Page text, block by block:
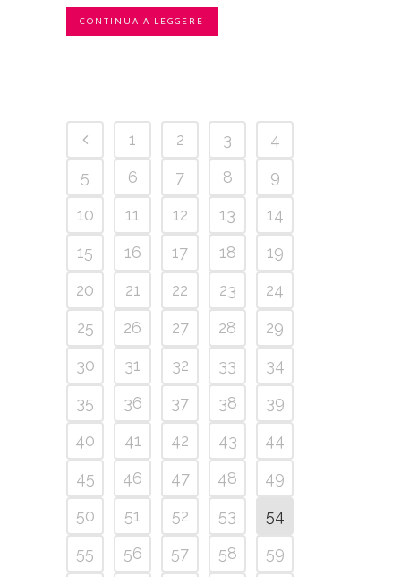
CONTINUA A LEGGERE
1 2 3
4
5
6 7 8
9
10
11 12 13
14
15
16 17 18
19
20
21 22 23
24
25
26 27 28
29
30
31 32 33
34
35
36 37 38
39
40
41 42 43
44
45
46 47 48
49
50
51 52 53
54
55
56 57 58
59